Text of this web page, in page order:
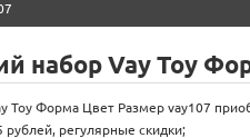
набор Vay Toy
Toy Форма Цвет Размер vay107
рублей, регулярные скидки;